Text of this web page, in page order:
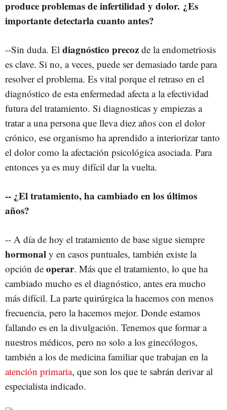
produce problemas de infertilidad y dolor. ¿Es
importante detectarla cuanto antes?
--Sin duda. El diagnóstico precoz de la endometriosis
es clave. Si no, a veces, puede ser demasiado tarde para
resolver el problema. Es vital porque el retraso en el
diagnóstico de esta enfermedad afecta a la efectividad
futura del tratamiento. Si diagnosticas y empiezas a
tratar a una persona que lleva diez años con el dolor
crónico, ese organismo ha aprendido a interiorizar tanto
el dolor como la afectación psicológica asociada. Para
entonces ya es muy difícil dar la vuelta.
-- ¿El tratamiento, ha cambiado en los últimos
años?
-- A día de hoy el tratamiento de base sigue siempre
hormonal y en casos puntuales, también existe la
opción de operar. Más que el tratamiento, lo que ha
cambiado mucho es el diagnóstico, antes era mucho
más difícil. La parte quirúrgica la hacemos con menos
frecuencia, pero la hacemos mejor. Donde estamos
fallando es en la divulgación. Tenemos que formar a
nuestros médicos, pero no solo a los ginecólogos,
también a los de medicina familiar que trabajan en la
atención primaria, que son los que te sabrán derivar al
especialista indicado.